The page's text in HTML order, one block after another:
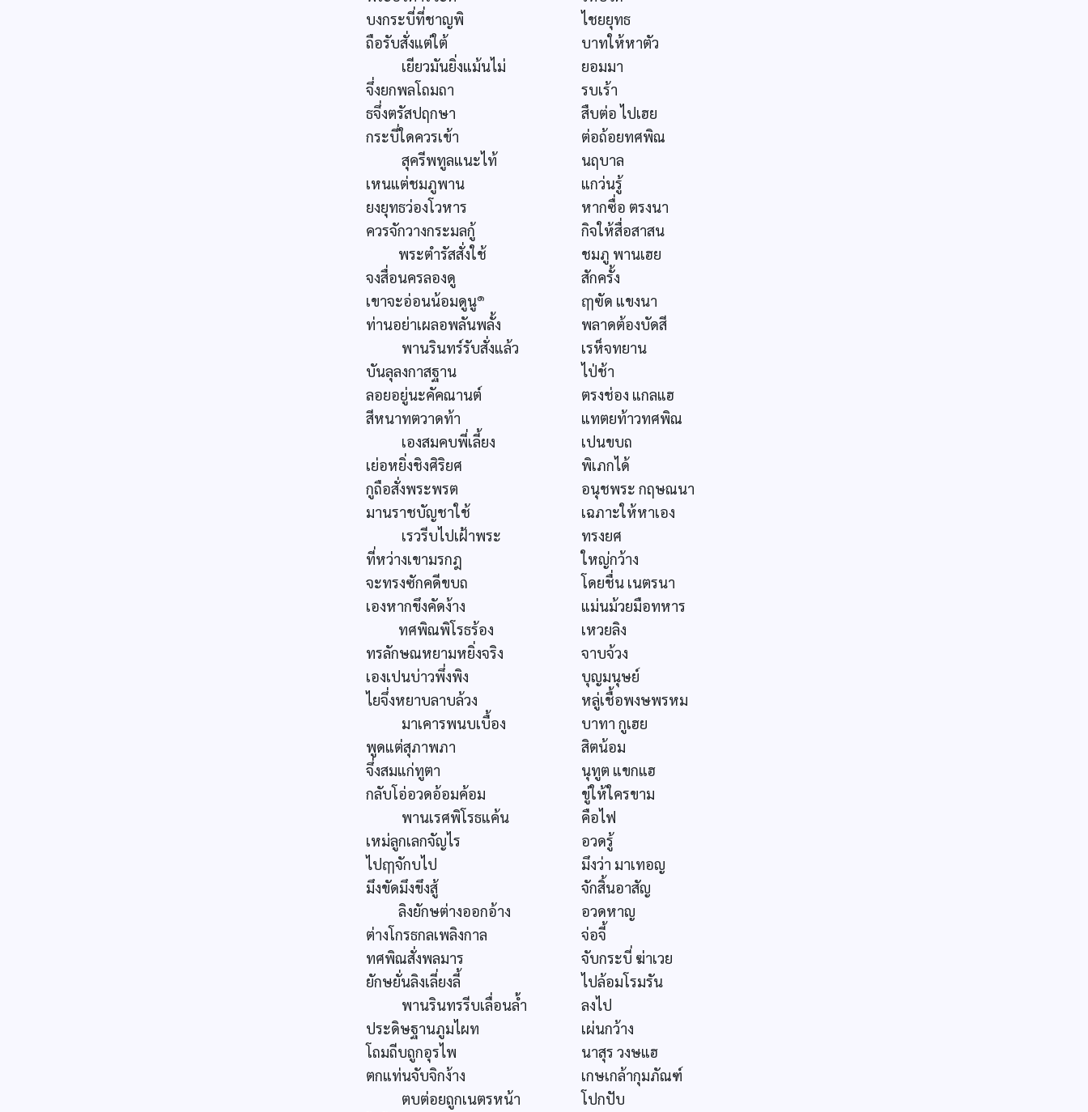
บงกระบี่ที่ชาญพิ
ไชยยุทธ
ถือรับสั่งแต่ใต้
บาทให้หาตัว
เยียวมันยิ่งแม้นไม่
ยอมมา
จึ่งยกพลโถมถา
รบเร้า
ธจึ่งตรัสปฤกษา
สืบต่อ ไปเฮย
กระบี่ใดควรเข้า
ต่อถ้อยทศพิณ
สุครีพทูลแนะไท้
นฤบาล
เหนแต่ชมภูพาน
แกว่นรู้
ยงยุทธว่องโวหาร
หากซื่อ ตรงนา
ควรจักวางกระมลกู้
กิจให้สื่อสาสน
พระตำรัสสั่งใช้
ชมภู พานเฮย
จงสื่อนครลองดู
สักครั้ง
เขาจะอ่อนน้อมดูนู๑
ฤๅฃัด แขงนา
ท่านอย่าเผลอพลันพลั้ง
พลาดต้องบัดสี
พานรินทร์รับสั่งแล้ว
เรห็จทยาน
บันลุลงกาสฐาน
ไป่ช้า
ลอยอยู่นะคัคณานต์
ตรงช่อง แกลแฮ
สีหนาทตวาดท้า
แทตยท้าวทศพิณ
เองสมคบพี่เลี้ยง
เปนขบถ
เย่อหยิ่งชิงศิริยศ
พิเภกได้
กูถือสั่งพระพรต
อนุชพระ กฤษณนา
มานราชบัญชาใช้
เฉภาะให้หาเอง
เรวรีบไปเฝ้าพระ
ทรงยศ
ที่หว่างเขามรกฎ
ใหญ่กว้าง
จะทรงซักคดีขบถ
โดยชื่น เนตรนา
เองหากขึงคัดง้าง
แม่นม้วยมือทหาร
ทศพิณพิโรธร้อง
เหวยลิง
ทรลักษณหยามหยิ่งจริง
จาบจ้วง
เองเปนบ่าวพึ่งพิง
บุญมนุษย์
ไยจึ่งหยาบลาบล้วง
หลู่เชื้อพงษพรหม
มาเคารพนบเบื้อง
บาทา กูเฮย
พูดแต่สุภาพภา
สิตน้อม
จึ่งสมแก่ทูตา
นุทูต แขกแฮ
กลับโอ่อวดอ้อมค้อม
ขู่ให้ใครขาม
พานเรศพิโรธแค้น
คือไฟ
เหม่ลูกเลกจัญไร
อวดรู้
ไปฤๅจักบไป
มึงว่า มาเทอญ
มึงขัดมึงขึงสู้
จักสิ้นอาสัญ
ลิงยักษต่างออกอ้าง
อวดหาญ
ต่างโกรธกลเพลิงกาล
จ่อจี้
ทศพิณสั่งพลมาร
จับกระบี่ ฆ่าเวย
ยักษยั่นลิงเลี่ยงลี้
ไปล้อมโรมรัน
พานรินทรรีบเลื่อนล้ำ
ลงไป
ประดิษฐานภูมไผท
เผ่นกว้าง
โถมถีบถูกอุรไพ
นาสุร วงษแฮ
ตกแท่นจับจิกง้าง
เกษเกล้ากุมภัณฑ์
ตบต่อยถูกเนตรหน้า
โปกปับ